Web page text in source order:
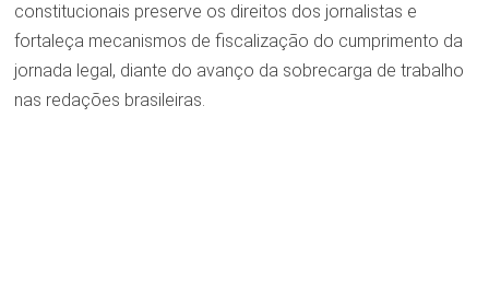
constitucionais preserve os direitos dos jornalistas e
fortaleça mecanismos de fiscalização do cumprimento da
jornada legal, diante do avanço da sobrecarga de trabalho
nas redações brasileiras.